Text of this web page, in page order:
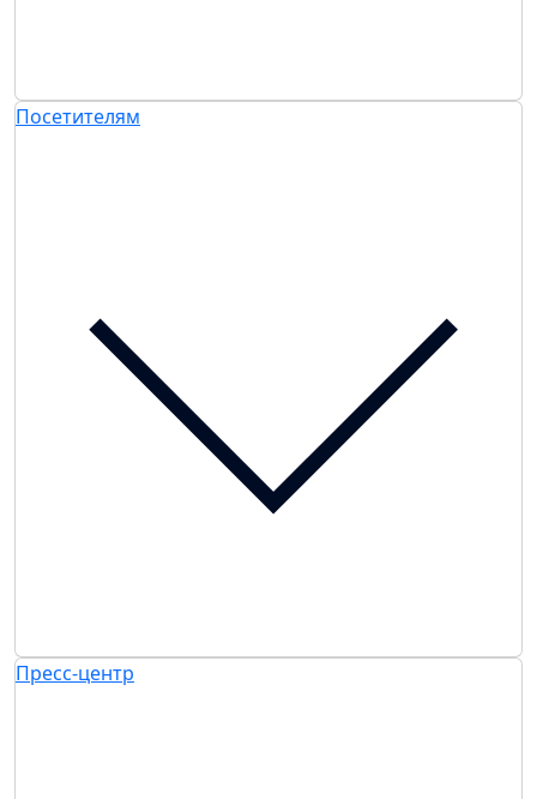
Посетителям
Пресс-центр